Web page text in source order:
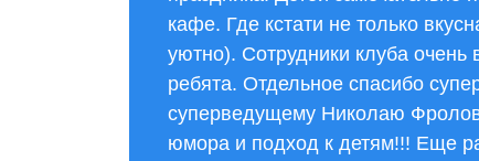
кафе. Где кстати не только
уютно). Сотрудники клуба
ребята. Отдельное спасибо
суперведущему Николаю
юмора и подход к детям!!! Еще